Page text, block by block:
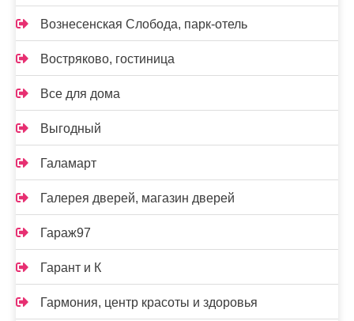
Вознесенская Слобода, парк-отель
Востряково, гостиница
Все для дома
Выгодный
Галамарт
Галерея дверей, магазин дверей
Гараж97
Гарант и К
Гармония, центр красоты и здоровья